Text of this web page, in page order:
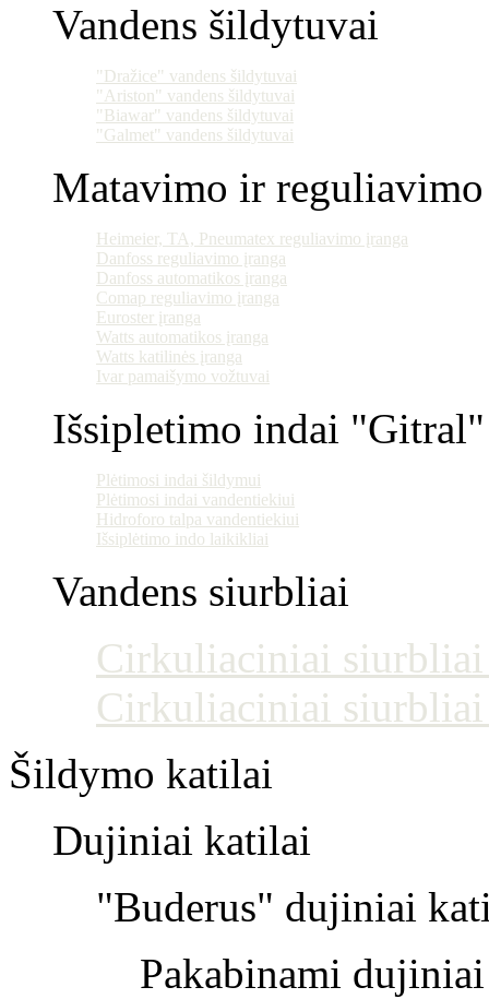
Vandens šildytuvai
"Dražice" vandens šildytuvai
"Ariston" vandens šildytuvai
"Biawar" vandens šildytuvai
"Galmet" vandens šildytuvai
Matavimo ir
Heimeier, TA, Pneumatex reguliavimo įranga
Danfoss reguliavimo įranga
Danfoss automatikos įranga
Comap reguliavimo įranga
Euroster įranga
Watts automatikos įranga
Watts katilinės įranga
Ivar pamaišymo vožtuvai
Išsipletimo indai
Plėtimosi indai šildymui
Plėtimosi indai vandentiekiui
Hidroforo talpa vandentiekiui
Išsiplėtimo indo laikikliai
Vandens siurbliai
Cirkuliaciniai
Cirkuliaciniai
Šildymo katilai
Dujiniai katilai
"Buderus" dujiniai
Pakabinami